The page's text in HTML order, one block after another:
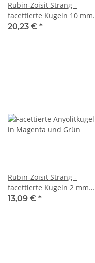
Rubin-Zoisit Strang -
facettierte Kugeln 10 mm
grün schwarz magenta, 38
20,23 € *
Rubin-Zoisit Strang -
facettierte Kugeln 2 mm
grün magenta, 39 cm /2684
13,09 € *